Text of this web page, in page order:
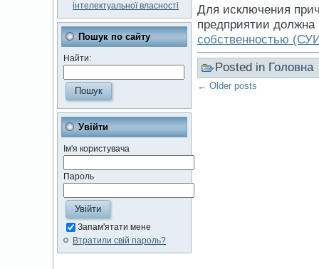
інтелектуальної власності
Пошук по сайту
Найти:
Увійти
Ім'я користувача
Пароль
Запам'ятати мене
Втратили свій пароль?
Для исключения
предприятии
собственностью
Posted in Головна
← Older posts